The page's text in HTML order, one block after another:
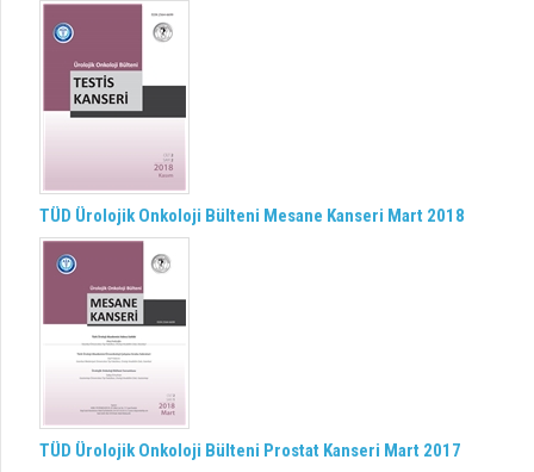
TÜD Ürolojik Onkoloji Bülteni Mesane Kanseri Mart 2018
TÜD Ürolojik Onkoloji Bülteni Prostat Kanseri Mart 2017